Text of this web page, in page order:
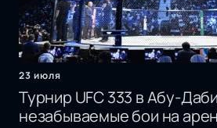
23 июля
Турнир UFC 333 в Абу-
незабываемые бои на